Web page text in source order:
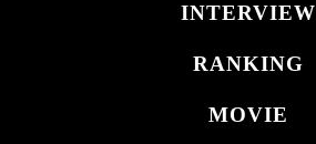
INTERVIEW
RANKING
MOVIE